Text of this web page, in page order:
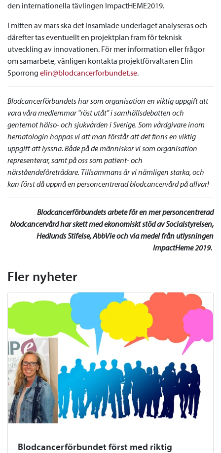
den internationella tävlingen ImpactHEME2019.
I mitten av mars ska det insamlade underlaget analyseras och
därefter tas eventuellt en projektplan fram för teknisk
utveckling av innovationen. För mer information eller frågor
om samarbete, vänligen kontakta projektförvaltaren Elin
Sporrong elin@blodcancerforbundet.se.
Blodcancerförbundets har som organisation en viktig uppgift att
vara våra medlemmar "röst utåt" i samhällsdebatten och
gentemot hälso- och sjukvården i Sverige. Som vårdgivare inom
hematologin hoppas vi att man förstår att det finns en viktig
uppgift att lyssna. Både på de människor vi som organisation
representerar, samt på oss som patient- och
närståendeföreträdare. Tillsammans är vi nämligen starka, och
kan först då uppnå en personcentrerad blodcancervård på allvar!
Blodcancerförbundets arbete för en mer personcentrerad
blodcancervård har skett med ekonomiskt stöd av Socialstyrelsen,
Hedlunds Stifelse, AbbVie och via medel från utlysningen
ImpactHeme 2019.
Fler nyheter
Blodcancerförbundet först med riktig